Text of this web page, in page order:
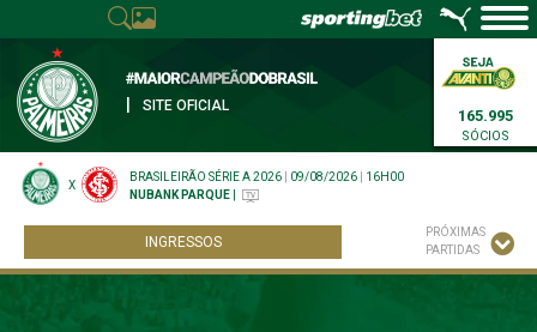
SITE OFICIAL
165.995
SÓCIOS
X
BRASILEIRÃO SÉRIE A 2026 09/08/2026
16H00
NUBANK PARQUE
INGRESSOS
PRÓXIMAS
PARTIDAS